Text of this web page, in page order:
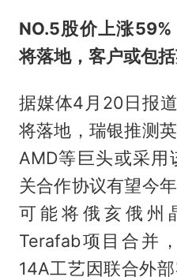
NO.5股价上涨
将落地，客户或包
据媒体4月20日报
将落地，瑞银推测
AMD等巨头或采用
关合作协议有望今
可能将俄亥俄州
Terafab项目合并
14A工艺因联合外